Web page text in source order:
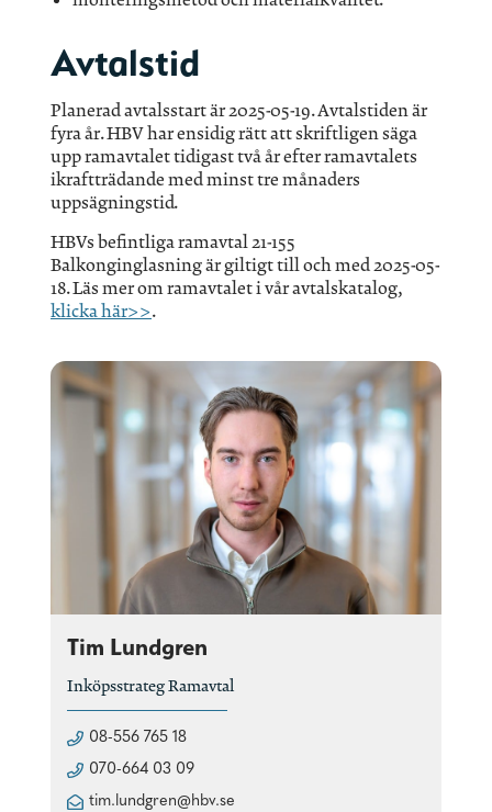
Avtalstid
Planerad avtalsstart är 2025-05-19. Avtalstiden är
fyra år. HBV har ensidig rätt att skriftligen säga
upp ramavtalet tidigast två år efter ramavtalets
ikraftträdande med minst tre månaders
uppsägningstid.
HBVs befintliga ramavtal 21-155
Balkonginglasning är giltigt till och med 2025-05-
18. Läs mer om ramavtalet i vår avtalskatalog,
klicka här>>.
Tim Lundgren
Inköpsstrateg Ramavtal
08-556 765 18
070-664 03 09
tim.lundgren@hbv.se